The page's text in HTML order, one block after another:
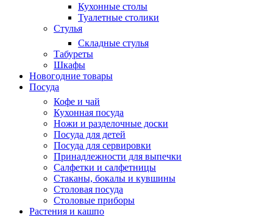
Кухонные столы
Туалетные столики
Стулья
Складные стулья
Табуреты
Шкафы
Новогодние товары
Посуда
Кофе и чай
Кухонная посуда
Ножи и разделочные доски
Посуда для детей
Посуда для сервировки
Принадлежности для выпечки
Салфетки и салфетницы
Стаканы, бокалы и кувшины
Столовая посуда
Столовые приборы
Растения и кашпо